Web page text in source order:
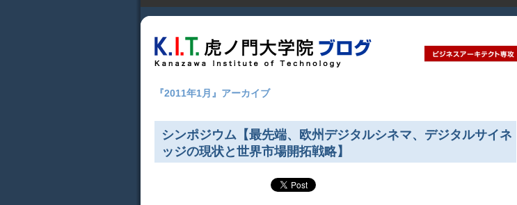
『2011年1月』アーカイブ
シンポジウム【最先端、欧州デジタルシネマ、デジタルサイネ
ッジの現状と世界市場開拓戦略】